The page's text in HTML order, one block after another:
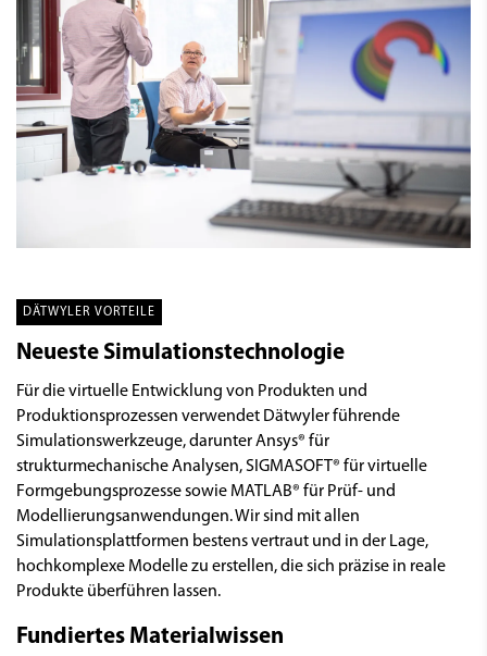
DÄTWYLER VORTEILE
Neueste Simulationstechnologie
Für die virtuelle Entwicklung von Produkten und
Produktionsprozessen verwendet Dätwyler führende
Simulationswerkzeuge, darunter Ansys® für
strukturmechanische Analysen, SIGMASOFT® für virtuelle
Formgebungsprozesse sowie MATLAB® für Prüf- und
Modellierungsanwendungen. Wir sind mit allen
Simulationsplattformen bestens vertraut und in der Lage,
hochkomplexe Modelle zu erstellen, die sich präzise in reale
Produkte überführen lassen.
Fundiertes Materialwissen